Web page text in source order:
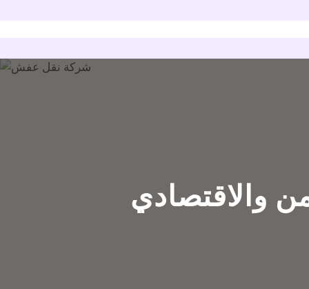
والاقتصادي